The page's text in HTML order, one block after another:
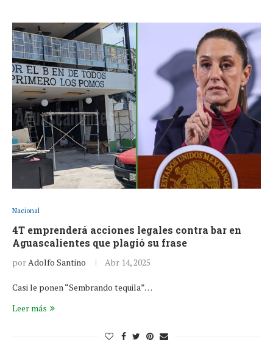
Nacional
4T emprenderá acciones legales contra bar en
Aguascalientes que plagió su frase
porAdolfo Santino Abr 14, 2025
Casi le ponen “Sembrando tequila”…
Leer más